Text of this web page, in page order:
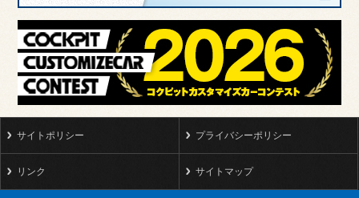
サイトポリシー プライバシーポリシー
リンク サイトマップ